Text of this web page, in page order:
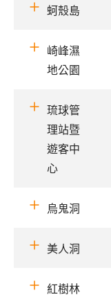
蚵殼島
崎峰濕
地公園
琉球管
理站暨
遊客中
心
烏鬼洞
美人洞
紅樹林